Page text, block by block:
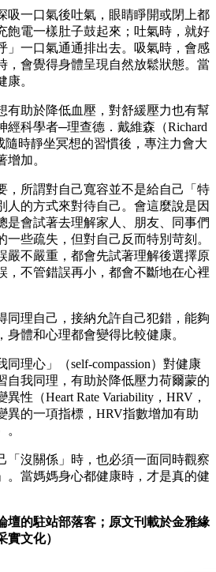
吸一口氣後吐氣，眼睛睜開或閉上都
飽電一樣肚子鼓起來；吐氣時，就好
」一口氣通通排出去。吸氣時，會感
，會覺得身體呈現自然放鬆狀態。當
。
有助於降低血壓，對舒緩壓力也有幫
經科學者─理查德．戴維森（Richard
隨時靜坐冥想的習慣後，專注力會大
加。
，所謂對自己寬容並不是給自己「特
人的方式來對待自己。會這麼說是因
是會試著去理解家人、朋友、同事們
一些疏失，但對自己反而特別苛刻。
嚴不嚴重，都會先試著理解後選擇原
，不管錯誤再小，都會不斷地在心裡
同理自己，接納允許自己犯錯，能夠
身體和心理都會變得比較健康。
理心」（self-compassion）對健康
自我同理，有助於降低壓力荷爾蒙的
性（Heart Rate Variability，HRV，
異的一項指標，HRV指數增加有助
「沒關係」時，也必須一面同時觀察
。當媽媽身心都健康時，才是真的健
壇的駐站部落客；原文刊載於金雅緣
實文化）